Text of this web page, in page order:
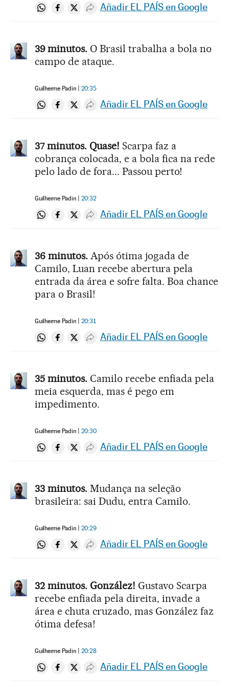
Compartir en Whatsapp
Compartir en Facebook
Compartir en Twitter
Desplegar Redes Sociales
Añadir EL PAÍS en Google
39 minutos. O Brasil trabalha a bola no
campo de ataque.
Guilherme Padin 20:35
Compartir en Whatsapp
Compartir en Facebook
Compartir en Twitter
Desplegar Redes Sociales
Añadir EL PAÍS en Google
37 minutos. Quase! Scarpa faz a
cobrança colocada, e a bola fica na rede
pelo lado de fora... Passou perto!
Guilherme Padin 20:32
Compartir en Whatsapp
Compartir en Facebook
Compartir en Twitter
Desplegar Redes Sociales
Añadir EL PAÍS en Google
36 minutos. Após ótima jogada de
Camilo, Luan recebe abertura pela
entrada da área e sofre falta. Boa chance
para o Brasil!
Guilherme Padin 20:31
Compartir en Whatsapp
Compartir en Facebook
Compartir en Twitter
Desplegar Redes Sociales
Añadir EL PAÍS en Google
35 minutos. Camilo recebe enfiada pela
meia esquerda, mas é pego em
impedimento.
Guilherme Padin 20:30
Compartir en Whatsapp
Compartir en Facebook
Compartir en Twitter
Desplegar Redes Sociales
Añadir EL PAÍS en Google
33 minutos. Mudança na seleção
brasileira: sai Dudu, entra Camilo.
Guilherme Padin 20:29
Compartir en Whatsapp
Compartir en Facebook
Compartir en Twitter
Desplegar Redes Sociales
Añadir EL PAÍS en Google
32 minutos. González! Gustavo Scarpa
recebe enfiada pela direita, invade a
área e chuta cruzado, mas González faz
ótima defesa!
Guilherme Padin 20:28
Compartir en Whatsapp
Compartir en Facebook
Compartir en Twitter
Desplegar Redes Sociales
Añadir EL PAÍS en Google